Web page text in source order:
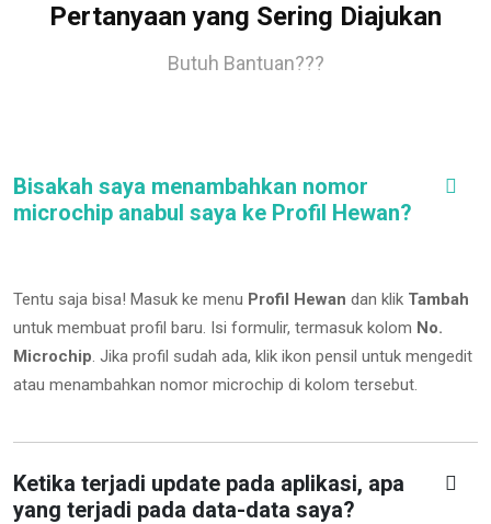
Pertanyaan yang Sering Diajukan
Butuh Bantuan???
Bisakah saya menambahkan nomor
microchip anabul saya ke Profil Hewan?
Tentu saja bisa! Masuk ke menu Profil Hewan dan klik Tambah
untuk membuat profil baru. Isi formulir, termasuk kolom No.
Microchip. Jika profil sudah ada, klik ikon pensil untuk mengedit
atau menambahkan nomor microchip di kolom tersebut.
Ketika terjadi update pada aplikasi, apa
yang terjadi pada data-data saya?